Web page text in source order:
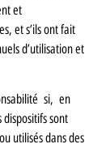
et
et s’ils ont fait
d’utilisation et
si, en
sont
utilisés dans des